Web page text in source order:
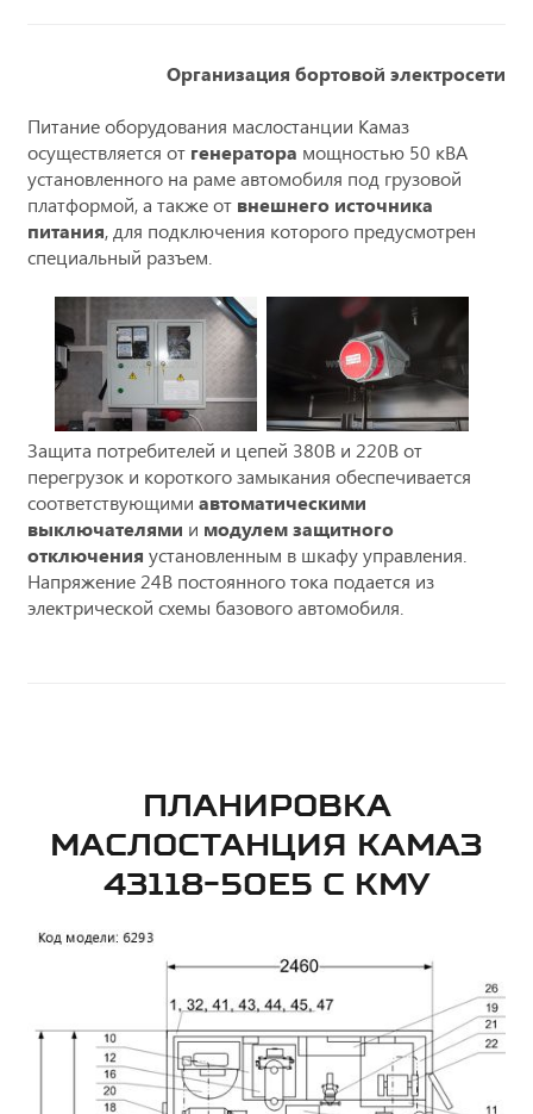
Организация бортовой электросети
Питание оборудования маслостанции Камаз
осуществляется от генератора мощностью 50 кВА
установленного на раме автомобиля под грузовой
платформой, а также от внешнего источника
питания, для подключения которого предусмотрен
специальный разъем.
Защита потребителей и цепей 380В и 220В от
перегрузок и короткого замыкания обеспечивается
соответствующими автоматическими
выключателями и модулем защитного
отключения установленным в шкафу управления.
Напряжение 24В постоянного тока подается из
электрической схемы базового автомобиля.
ПЛАНИРОВКА
МАСЛОСТАНЦИЯ КАМАЗ
43118-50Е5 С КМУ